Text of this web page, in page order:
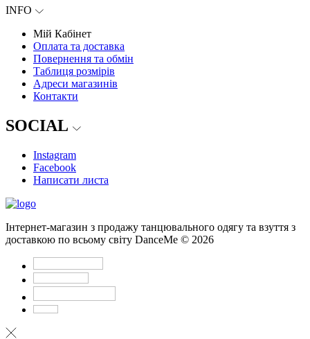
INFO
Мій Кабінет
Оплата та доставка
Повернення та обмін
Таблиця розмірів
Адреси магазинів
Контакти
SOCIAL
Instagram
Facebook
Написати листа
Інтернет-магазин з продажу танцювального одягу та взуття з
доставкою по всьому світу DanceMe © 2026